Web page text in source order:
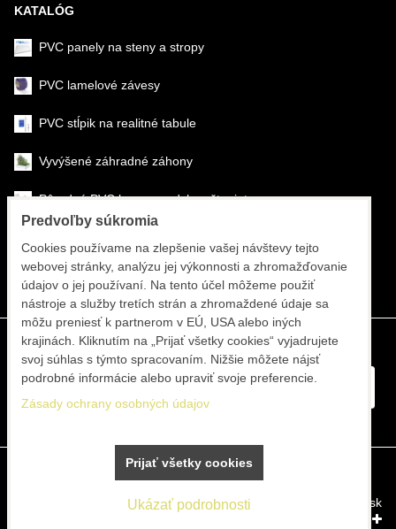
Filtrovať produkty
KATALÓG
PVC panely na steny a stropy
PVC lamelové závesy
PVC stĺpik na realitné tabule
Vyvýšené záhradné záhony
Pôrodné PVC boxy na odchov šteniat
Športové systémy
Zásady ochrany osobných údajov
Vytvorené pomocou: BiznisWeb.sk
Predvoľby súkromia
Cookies používame na zlepšenie vašej návštevy tejto
webovej stránky, analýzu jej výkonnosti a zhromažďovanie
údajov o jej používaní. Na tento účel môžeme použiť
nástroje a služby tretích strán a zhromaždené údaje sa
môžu preniesť k partnerom v EÚ, USA alebo iných
krajinách. Kliknutím na „Prijať všetky cookies“ vyjadrujete
svoj súhlas s týmto spracovaním. Nižšie môžete nájsť
podrobné informácie alebo upraviť svoje preferencie.
Zásady ochrany osobných údajov
Ukázať podrobnosti
Prijať všetky cookies